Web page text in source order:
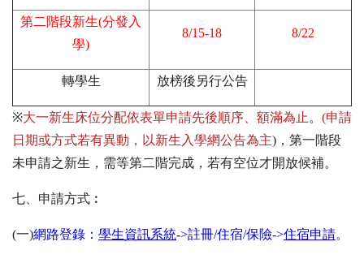
第二階段新生(分發入
學)
8/15-18 8/22
轉學生 放榜後另行公告
※大一新生床位分配依表單申請先後順序、額滿為止 。 (申請
日期或方式若有異動，以新生入學網公告為主)，第一階段
未申請之新生，需等第二階完成，若有空位才開放候補。
七、申請方式︰
(一)網路登錄： 學生資訊系統->註冊/住宿/保險->住宿申請。